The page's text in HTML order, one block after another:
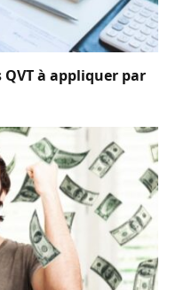
à appliquer par